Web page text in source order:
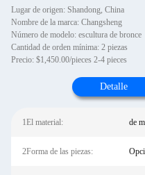
Lugar de origen: Shandong, China
Nombre de la marca: Changsheng
Número de modelo: escultura de bronce
Cantidad de orden mínima: 2 piezas
Precio: $1,450.00/pieces 2-4 pieces
Detalle
1El material: de
2Forma de las piezas: